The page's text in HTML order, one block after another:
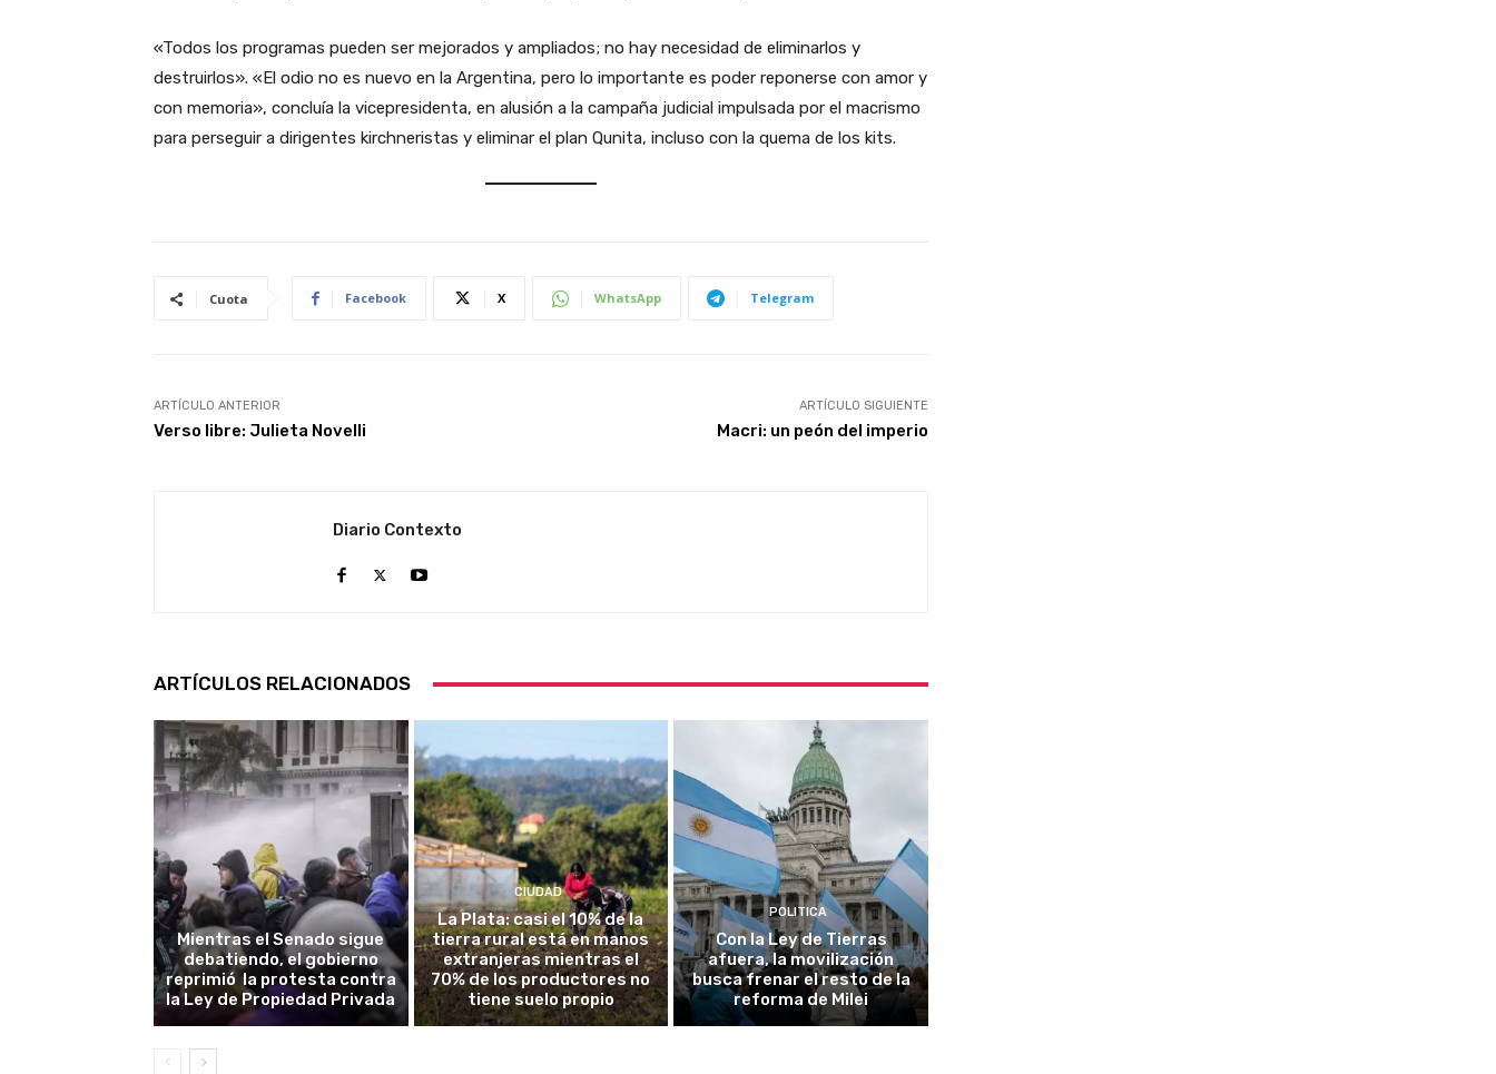
«Todos los programas pueden ser mejorados y ampliados; no hay necesidad de eliminarlos y
destruirlos». «El odio no es nuevo en la Argentina, pero lo importante es poder reponerse con amor y
con memoria», concluía la vicepresidenta, en alusión a la campaña judicial impulsada por el macrismo
para perseguir a dirigentes kirchneristas y eliminar el plan Qunita, incluso con la quema de los kits.
Cuota Facebook X WhatsApp Telegram
ARTÍCULO ANTERIOR
Verso libre: Julieta Novelli
ARTÍCULO SIGUIENTE
Macri: un peón del imperio
Diario Contexto
ARTÍCULOS RELACIONADOS
Mientras el Senado sigue
debatiendo, el gobierno
reprimió la protesta contra
la Ley de Propiedad Privada
CIUDAD
La Plata: casi el 10% de la
tierra rural está en manos
extranjeras mientras el
70% de los productores no
tiene suelo propio
POLITICA
Con la Ley de Tierras
afuera, la movilización
busca frenar el resto de la
reforma de Milei